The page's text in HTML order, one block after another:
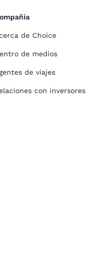
de Choice
de medios
de viajes
con inversores